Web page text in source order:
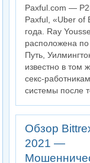
Paxful.com —
Paxful, «Uber of
года. Ray
расположена
Путь,
известно в том
секс-
системы после
Обзор
2021 —